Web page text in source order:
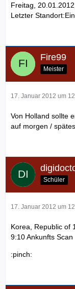
Freitag,
Letzter
Fire99
Meister
17. Januar 2012 um
Von Holland sollte
auf morgen /
Schüler
17. Januar 2012 um
Korea, Republic of
9:10 Ankunfts Scan
:pinch: